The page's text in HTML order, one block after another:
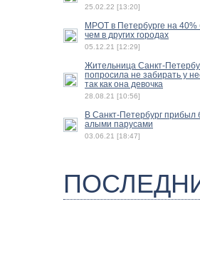
25.02.22 [13:20]
МРОТ в Петербурге на 40%
чем в других городах
05.12.21 [12:29]
Жительница Санкт-
попросила не забирать у
так как она девочка
28.08.21 [10:56]
В Санкт-Петербург прибыл
алыми парусами
03.06.21 [18:47]